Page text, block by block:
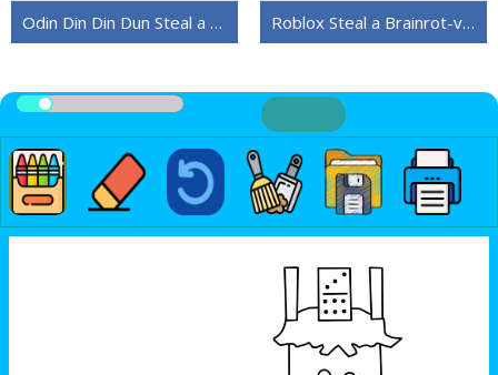
Odin Din Din Dun Steal a Brainrot Roblox Steal a Brainrot-versjon